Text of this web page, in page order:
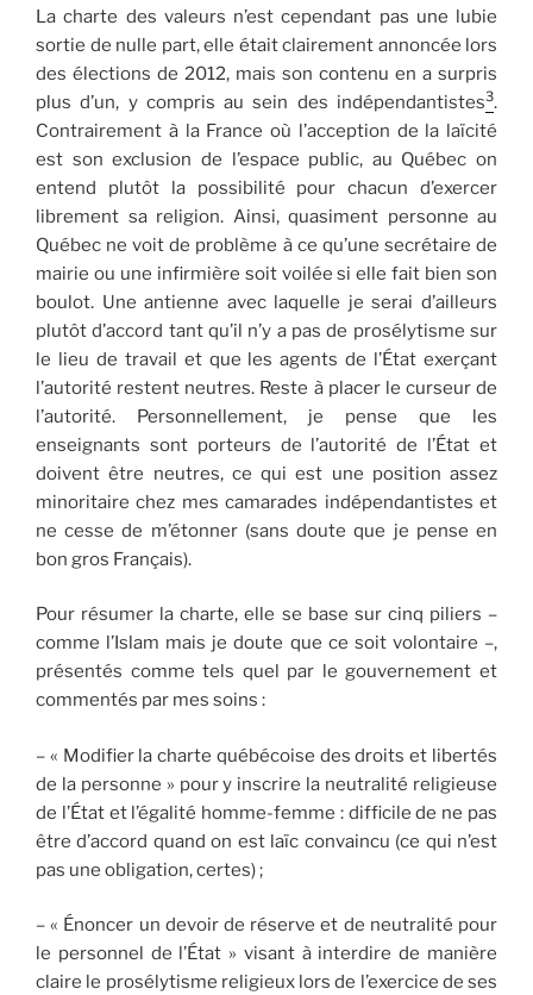
La charte des valeurs n’est cependant pas une lubie
sortie de nulle part, elle était clairement annoncée lors
des élections de 2012, mais son contenu en a surpris
plus d’un, y compris au sein des indépendantistes3.
Contrairement à la France où l’acception de la laïcité
est son exclusion de l’espace public, au Québec on
entend plutôt la possibilité pour chacun d’exercer
librement sa religion. Ainsi, quasiment personne au
Québec ne voit de problème à ce qu’une secrétaire de
mairie ou une infirmière soit voilée si elle fait bien son
boulot. Une antienne avec laquelle je serai d’ailleurs
plutôt d’accord tant qu’il n’y a pas de prosélytisme sur
le lieu de travail et que les agents de l’État exerçant
l’autorité restent neutres. Reste à placer le curseur de
l’autorité. Personnellement, je pense que les
enseignants sont porteurs de l’autorité de l’État et
doivent être neutres, ce qui est une position assez
minoritaire chez mes camarades indépendantistes et
ne cesse de m’étonner (sans doute que je pense en
bon gros Français).
Pour résumer la charte, elle se base sur cinq piliers –
comme l’Islam mais je doute que ce soit volontaire –,
présentés comme tels quel par le gouvernement et
commentés par mes soins :
– « Modifier la charte québécoise des droits et libertés
de la personne » pour y inscrire la neutralité religieuse
de l’État et l’égalité homme-femme : difficile de ne pas
être d’accord quand on est laïc convaincu (ce qui n’est
pas une obligation, certes) ;
– « Énoncer un devoir de réserve et de neutralité pour
le personnel de l’État » visant à interdire de manière
claire le prosélytisme religieux lors de l’exercice de ses